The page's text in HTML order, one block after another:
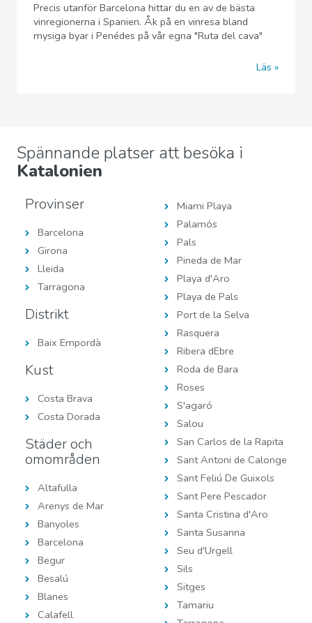
Precis utanför Barcelona hittar du en av de bästa
vinregionerna i Spanien. Åk på en vinresa bland
mysiga byar i Penédes på vår egna "Ruta del cava"
Läs
Spännande platser att besöka i
Katalonien
Provinser
Barcelona
Girona
Lleida
Tarragona
Distrikt
Baix Empordà
Kust
Costa Brava
Costa Dorada
Städer och
omområden
Altafulla
Arenys de Mar
Banyoles
Barcelona
Begur
Besalú
Blanes
Calafell
Miami Playa
Palamós
Pals
Pineda de Mar
Playa d'Aro
Playa de Pals
Port de la Selva
Rasquera
Ribera dEbre
Roda de Bara
Roses
S'agaró
Salou
San Carlos de la Rapita
Sant Antoni de Calonge
Sant Feliú De Guixols
Sant Pere Pescador
Santa Cristina d'Aro
Santa Susanna
Seu d'Urgell
Sils
Sitges
Tamariu